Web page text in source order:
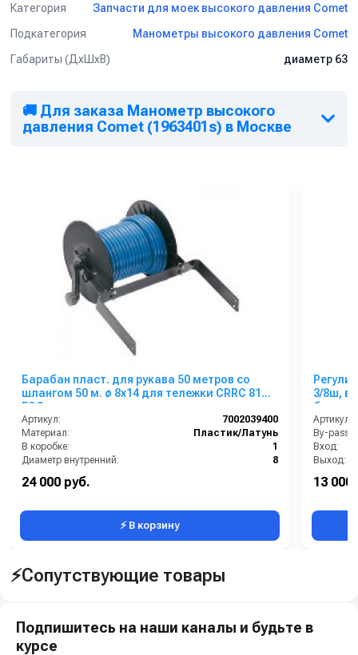
Категория
Запчасти для моек высокого давления Comet
Подкатегория
Манометры высокого давления Comet
Габариты (ДхШхВ)
диаметр 63
🚚 Для заказа Манометр высокого
давления Comet (1963401s) в Москве
Барабан пласт. для рукава 50 метров со
шлангом 50 м. ø 8x14 для тележки CRRC 81
ECO
Артикул:
7002039400
Материал:
Пластик/Латунь
В коробке:
1
Диаметр внутренний:
8
Диаметр наружный:
Сегмент:
24 000 руб.
⚡ В корзину
3/8ш, выход
бар
Артикул:
By-pass:
Вход:
Выход:
13 000
⚡Сопутствующие товары
Подпишитесь на наши каналы и будьте в
курсе